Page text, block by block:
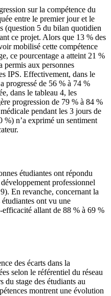
sur la compétence du
entre le premier jour et le
(question 5 du bilan quotidien
ce projet. Alors que 13 % des
mobilisé cette compétence
ce pourcentage a atteint 21 %
permis aux personnes
IPS. Effectivement, dans le
progressé de 56 % à 74 %
dans le tableau 4, les
progression de 79 % à 84 %
pendant les 3 jours de
%) n’a exprimé un sentiment
étudiantes ont répondu
professionnel
En revanche, concernant la
étudiantes ont vu une
allant de 88 % à 69 %
des écarts dans la
selon le référentiel du réseau
stage des étudiants au
montrent une évolution